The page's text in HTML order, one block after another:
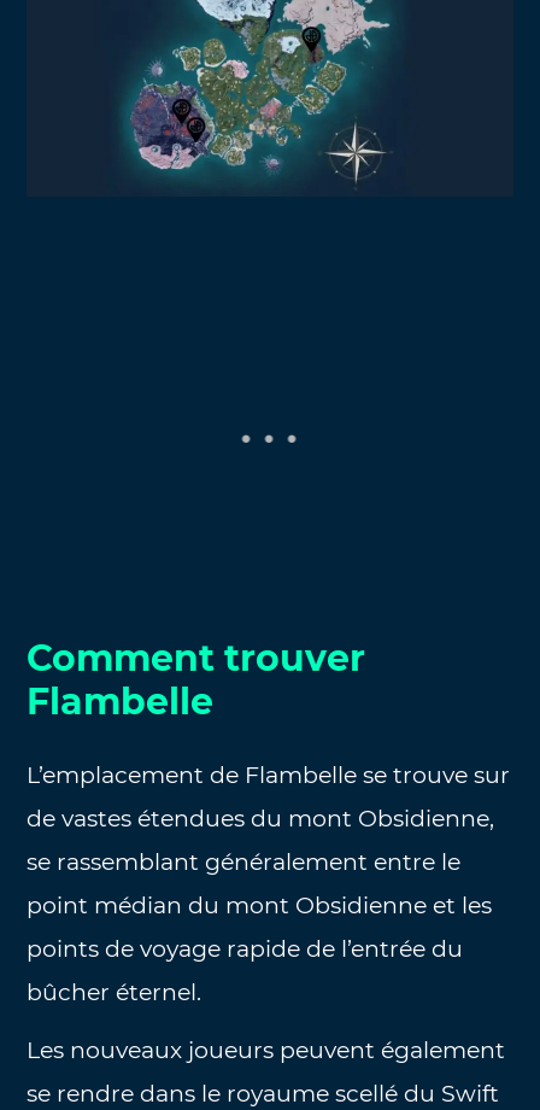
Comment trouver
Flambelle
L’emplacement de Flambelle se trouve sur
de vastes étendues du mont Obsidienne,
se rassemblant généralement entre le
point médian du mont Obsidienne et les
points de voyage rapide de l’entrée du
bûcher éternel.
Les nouveaux joueurs peuvent également
se rendre dans le royaume scellé du Swift